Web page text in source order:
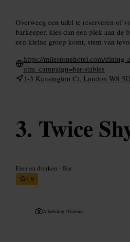
Overweeg een tafel te reserveren of
barkeeper, kies dan een plek aan de
een kleine groep komt, stem van
https://milestonehotel.com/
utm_campaign=bar-stables
1-3 Kensington Ct, London W8
Twice
Eten en drinken • Bar
4,9
Afbeelding /Thatsup